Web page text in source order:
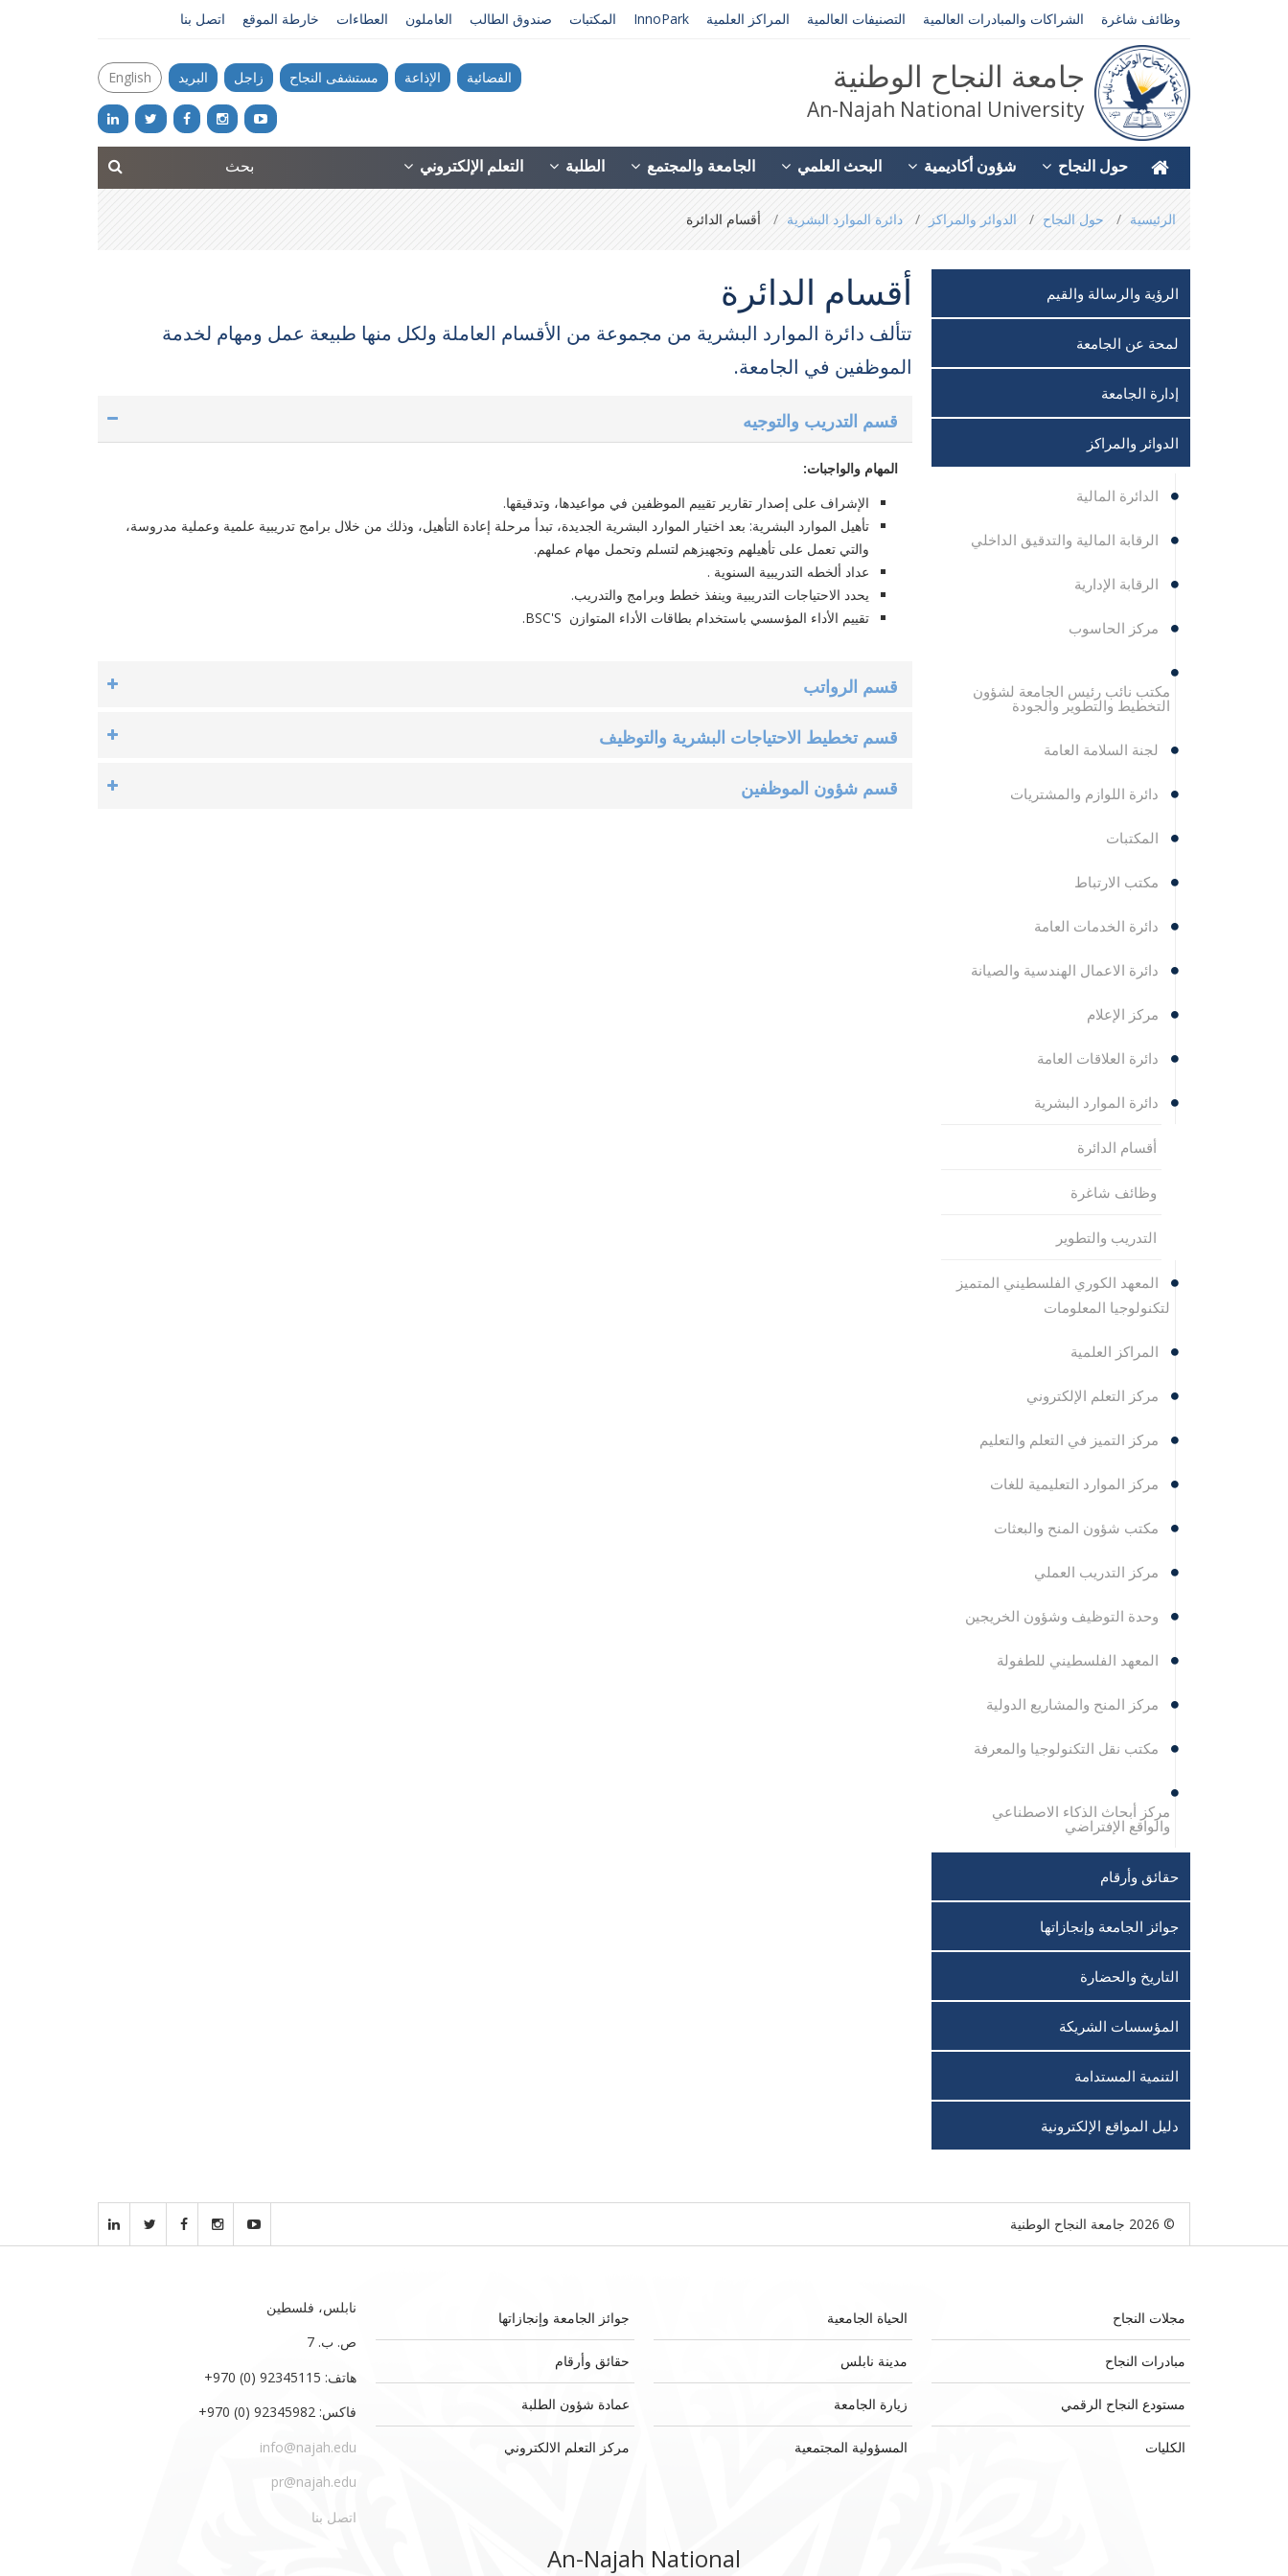
وظائف شاغرة الشراكات والمبادرات العالمية التصنيفات العالمية المراكز العلمية InnoPark المكتبات صندوق الطالب العاملون العطاءات خارطة الموقع اتصل بنا
الفضائية الإذاعة مستشفى النجاح زاجل البريد English جامعة النجاح الوطنية
An-Najah National University
حول النجاح شؤون أكاديمية البحث العلمي الجامعة والمجتمع الطلبة التعلم الإلكتروني
are
here
الرئيسية حول النجاح الدوائر والمراكز دائرة الموارد البشرية أقسام الدائرة
أقسام الدائرة
تتألف دائرة الموارد البشرية من مجموعة من الأقسام العاملة ولكل منها طبيعة عمل ومهام لخدمة
‏الموظفين في الجامعة.
قسم التدريب والتوجيه
المهام والواجبات:
‏الإشراف على إصدار تقارير تقييم الموظفين في مواعيدها، وتدقيقها.
‏تأهيل الموارد البشرية: بعد اختيار الموارد البشرية الجديدة، تبدأ مرحلة إعادة التأهيل، وذلك من خلال برامج ‏تدريبية علمية وعملية مدروسة،
والتي تعمل على تأهيلهم وتجهيزهم لتسلم وتحمل مهام عملهم‎.
‏عداد ألخطه التدريبية السنوية‎ ‎.
‏يحدد الاحتياجات التدريبية وينفذ خطط وبرامج والتدريب.
‏تقييم الأداء المؤسسي باستخدام بطاقات الأداء المتوازن‎ ‎‏ ‏BSC'S.
قسم الرواتب
قسم تخطيط الاحتياجات البشرية والتوظيف
قسم شؤون الموظفين
الرؤية والرسالة والقيم
لمحة عن الجامعة
إدارة الجامعة
الدوائر والمراكز
الدائرة المالية
الرقابة المالية والتدقيق الداخلي
الرقابة الإدارية
مركز الحاسوب
مكتب نائب رئيس الجامعة لشؤون
التخطيط والتطوير والجودة
لجنة السلامة العامة
دائرة اللوازم والمشتريات
المكتبات
مكتب الارتباط
دائرة الخدمات العامة
دائرة الاعمال الهندسية والصيانة
مركز الإعلام
دائرة العلاقات العامة
دائرة الموارد البشرية
أقسام الدائرة
وظائف شاغرة
التدريب والتطوير
المعهد الكوري الفلسطيني المتميز
لتكنولوجيا المعلومات
المراكز العلمية
مركز التعلم الإلكتروني
مركز التميز في التعلم والتعليم
مركز الموارد التعليمية للغات
مكتب شؤون المنح والبعثات
مركز التدريب العملي
وحدة التوظيف وشؤون الخريجين
المعهد الفلسطيني للطفولة
مركز المنح والمشاريع الدولية
مكتب نقل التكنولوجيا والمعرفة
مركز أبحاث الذكاء الاصطناعي
والواقع الإفتراضي
حقائق وأرقام
جوائز الجامعة وإنجازاتها
التاريخ والحضارة
المؤسسات الشريكة
التنمية المستدامة
دليل المواقع الإلكترونية
© 2026 جامعة النجاح الوطنية
مجلات النجاح
مبادرات النجاح
مستودع النجاح الرقمي
الكليات
الحياة الجامعية
مدينة نابلس
زيارة الجامعة
المسؤولية المجتمعية
جوائز الجامعة وإنجازاتها
حقائق وأرقام
عمادة شؤون الطلبة
مركز التعلم الالكتروني
نابلس، فلسطين
ص. ب. 7‏
هاتف: 92345115 (0) 970‏‎+‎
فاكس: 92345982 (0) 970‏‎+‎
info@najah.edu
pr@najah.edu
اتصل بنا
An-Najah National